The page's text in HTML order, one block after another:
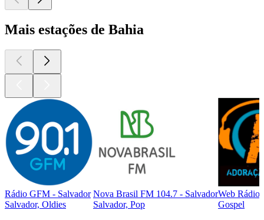
Mais estações de Bahia
Rádio GFM - Salvador
Salvador, Oldies
Nova Brasil FM 104.7 - Salvador
Salvador, Pop
Web Rádio
Gospel